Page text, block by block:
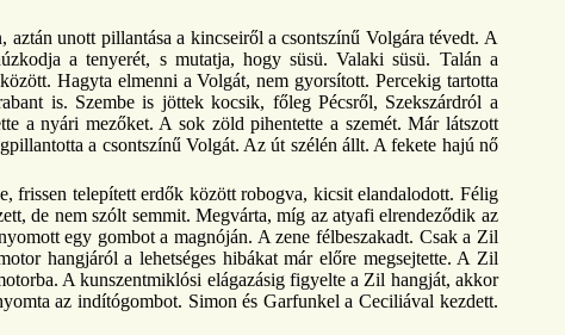
unott pillantása a kincseiről a csontszínű Volgára tévedt. A
a tenyerét, s mutatja, hogy süsü. Valaki süsü. Talán a
Hagyta elmenni a Volgát, nem gyorsított. Percekig tartotta
is. Szembe is jöttek kocsik, főleg Pécsről, Szekszárdról a
a nyári mezőket. A sok zöld pihentette a szemét. Már látszott
a csontszínű Volgát. Az út szélén állt. A fekete hajú nő
frissen telepített erdők között robogva, kicsit elandalodott. Félig
de nem szólt semmit. Megvárta, míg az atyafi elrendeződik az
egy gombot a magnóján. A zene félbeszakadt. Csak a Zil
hangjáról a lehetséges hibákat már előre megsejtette. A Zil
A kunszentmiklósi elágazásig figyelte a Zil hangját, akkor
az indítógombot. Simon és Garfunkel a Ceciliával kezdett.